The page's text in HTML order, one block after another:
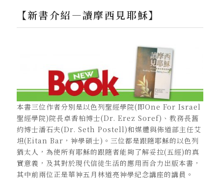
【新書介紹—讀摩西見耶穌】
本書三位作者分別是以色列聖經學院(即One For Israel
聖經學院)院長卓香柏博士(Dr. Erez Soref)、教務長舊
約博士潘石夫(Dr. Seth Postell)和媒體與佈道部主任艾
坦(Eitan Bar，神學碩士)。三位都是跟隨耶穌的以色列
猶太人，為使所有耶穌的跟隨者能夠了解妥拉(五經)的真
實意義，及其對於現代信徒生活的應用而合力出版本書，
其中前兩位正是華神五月林道亮神學紀念講座的講員。